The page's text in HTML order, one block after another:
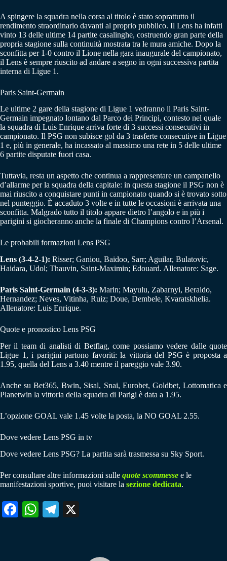
A spingere la squadra nella corsa al titolo è stato soprattutto il
rendimento straordinario davanti al proprio pubblico. Il Lens ha infatti
vinto 13 delle ultime 14 partite casalinghe, costruendo gran parte della
propria stagione sulla continuità mostrata tra le mura amiche. Dopo la
sconfitta per 1-0 contro il Lione nella gara inaugurale del campionato,
il Lens è sempre riuscito ad andare a segno in ogni successiva partita
interna di Ligue 1.
Paris Saint-Germain
Le ultime 2 gare della stagione di Ligue 1 vedranno il Paris Saint-
Germain impegnato lontano dal Parco dei Principi, contesto nel quale
la squadra di Luis Enrique arriva forte di 3 successi consecutivi in
campionato. Il PSG non subisce gol da 3 trasferte consecutive in Ligue
1 e, più in generale, ha incassato al massimo una rete in 5 delle ultime
6 partite disputate fuori casa.
Tuttavia, resta un aspetto che continua a rappresentare un campanello
d’allarme per la squadra della capitale: in questa stagione il PSG non è
mai riuscito a conquistare punti in campionato quando si è trovato sotto
nel punteggio. È accaduto 3 volte e in tutte le occasioni è arrivata una
sconfitta. Malgrado tutto il titolo appare dietro l’angolo e in più i
parigini si giocheranno anche la finale di Champions contro l’Arsenal.
Le probabili formazioni Lens PSG
Lens (3-4-2-1): Risser; Ganiou, Baidoo, Sarr; Aguilar, Bulatovic,
Haidara, Udol; Thauvin, Saint-Maximin; Edouard. Allenatore: Sage.
Paris Saint-Germain (4-3-3): Marin; Mayulu, Zabarnyi, Beraldo,
Hernandez; Neves, Vitinha, Ruiz; Doue, Dembele, Kvaratskhelia.
Allenatore: Luis Enrique.
Quote e pronostico Lens PSG
Per il team di analisti di Betflag, come possiamo vedere dalle quote
Ligue 1, i parigini partono favoriti: la vittoria del PSG è proposta a
1.95, quella del Lens a 3.40 mentre il pareggio vale 3.90.
Anche su Bet365, Bwin, Sisal, Snai, Eurobet, Goldbet, Lottomatica e
Planetwin la vittoria della squadra di Parigi è data a 1.95.
L’opzione GOAL vale 1.45 volte la posta, la NO GOAL 2.55.
Dove vedere Lens PSG in tv
Dove vedere Lens PSG? La partita sarà trasmessa su Sky Sport.
Per consultare altre informazioni sulle quote scommesse e le
manifestazioni sportive, puoi visitare la sezione dedicata.
Fa W
Te